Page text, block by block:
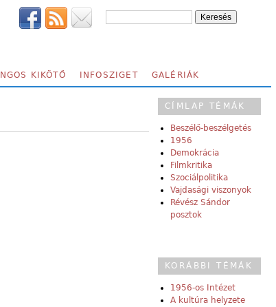
KIKÖTŐ INFOSZIGET GALÉRIÁK
CÍMLAP TÉMÁK
Beszélő-beszélgetés
1956
Demokrácia
Filmkritika
Szociálpolitika
Vajdasági viszonyok
Révész Sándor
posztok
KORÁBBI TÉMÁK
1956-os Intézet
A kultúra helyzete